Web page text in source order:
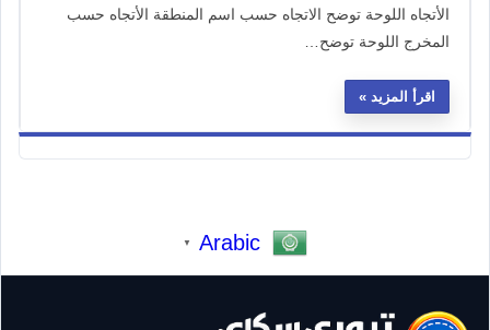
الأتجاه اللوحة توضح الاتجاه حسب اسم المنطقة الأتجاه حسب
المخرج اللوحة توضح…
اقرأ المزيد
Arabic
▼